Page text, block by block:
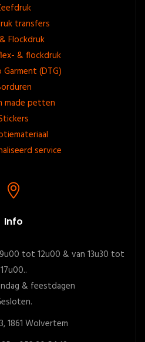
transfers
Flockdruk
& flockdruk
(DTG)
made petten
service
Info
tot 12u00 & van 13u30 tot
17u00..
& feestdagen
1861 Wolvertem